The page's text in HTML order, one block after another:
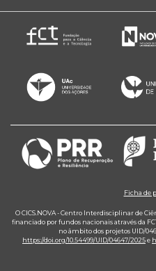
Ficha de
O CICS.NOVA - Centro Interdisciplinar de
financiado por fundos nacionais através da
no âmbito dos projetos UID/
https://doi.org/10.54499/UID/04647/2025e